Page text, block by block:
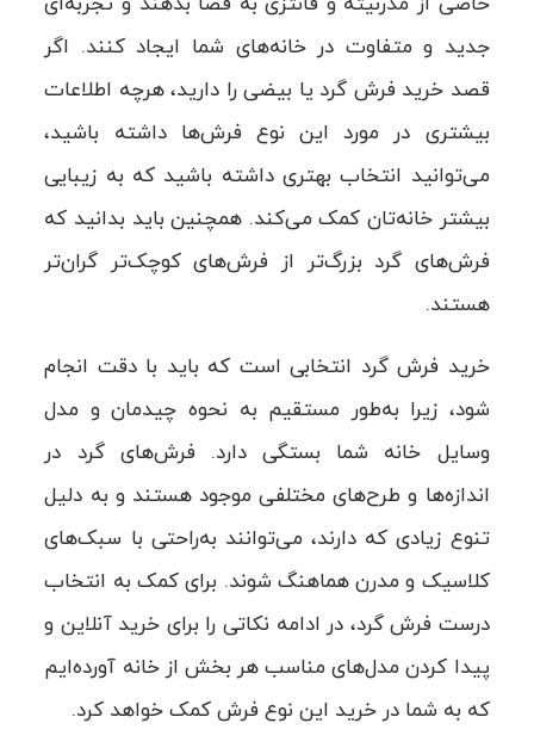
جدید و متفاوت در خانه‌های شما ایجاد کنند. اگر
قصد خرید فرش گرد یا بیضی را دارید، هرچه اطلاعات
بیشتری در مورد این نوع فرش‌ها داشته باشید،
می‌توانید انتخاب بهتری داشته باشید که به زیبایی
بیشتر خانه‌تان کمک می‌کند. همچنین باید بدانید که
فرش‌های گرد بزرگ‌تر از فرش‌های کوچک‌تر گران‌تر
هستند.
خرید فرش گرد انتخابی است که باید با دقت انجام
شود، زیرا به‌طور مستقیم به نحوه چیدمان و مدل
وسایل خانه شما بستگی دارد. فرش‌های گرد در
اندازه‌ها و طرح‌های مختلفی موجود هستند و به دلیل
تنوع زیادی که دارند، می‌توانند به‌راحتی با سبک‌های
کلاسیک و مدرن هماهنگ شوند. برای کمک به انتخاب
درست فرش گرد، در ادامه نکاتی را برای خرید آنلاین و
پیدا کردن مدل‌های مناسب هر بخش از خانه آورده‌ایم
که به شما در خرید این نوع فرش کمک خواهد کرد.